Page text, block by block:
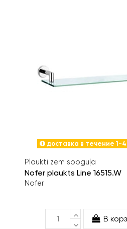
доставка в течение 1-
Plaukti zem spoguļa
Nofer plaukts Line 16515.W
Nofer
В